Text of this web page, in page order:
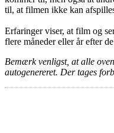
til, at filmen ikke kan
Erfaringer viser, at film og
flere måneder eller år efter
Bemærk venligst, at alle
autogenereret. Der tages